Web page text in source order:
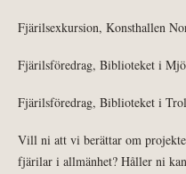
Fjärilsexkursion, Konsthallen
Fjärilsföredrag, Biblioteket i
Fjärilsföredrag, Biblioteket i
Vill ni att vi berättar om
fjärilar i allmänhet? Håller ni